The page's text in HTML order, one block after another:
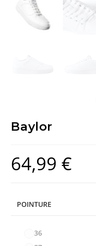
Baylor
64,99 €
POINTURE
36